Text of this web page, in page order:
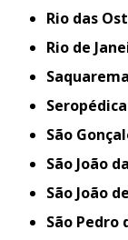
Rio das
Rio de
Saquarema
Seropédica
São
São João
São João
São